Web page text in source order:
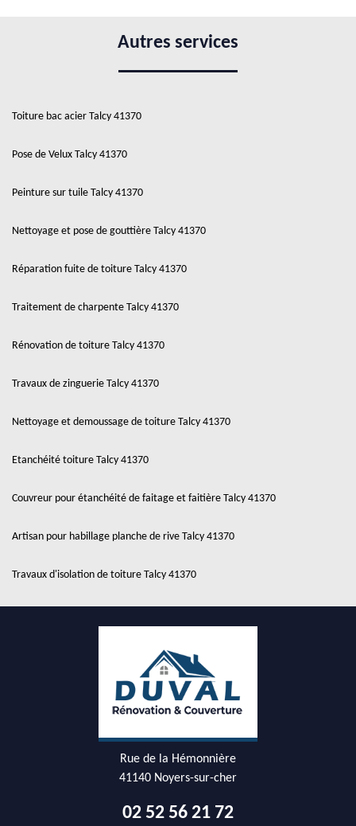
Autres services
Toiture bac acier Talcy 41370
Pose de Velux Talcy 41370
Peinture sur tuile Talcy 41370
Nettoyage et pose de gouttière Talcy 41370
Réparation fuite de toiture Talcy 41370
Traitement de charpente Talcy 41370
Rénovation de toiture Talcy 41370
Travaux de zinguerie Talcy 41370
Nettoyage et demoussage de toiture Talcy 41370
Etanchéité toiture Talcy 41370
Couvreur pour étanchéité de faitage et faitière Talcy 41370
Artisan pour habillage planche de rive Talcy 41370
Travaux d'isolation de toiture Talcy 41370
Rue de la Hémonnière
41140 Noyers-sur-cher
02 52 56 21 72